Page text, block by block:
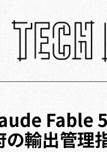
Fable
輸出管理